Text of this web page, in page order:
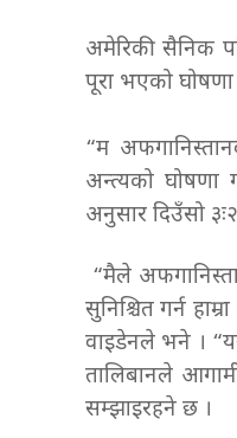
अमेरिकी सैनिक
पूरा भएको घोषणा
“म
अन्त्यको
अनुसार दिउँसो
“मैले
सुनिश्चित गर्न
वाइडेनले भने ।
तालिबानले
सम्झाइरहने छ ।